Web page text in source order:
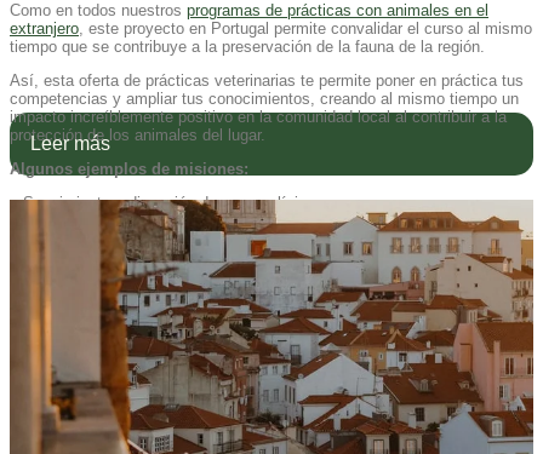
Como en todos nuestros programas de prácticas con animales en el
extranjero, este proyecto en Portugal permite convalidar el curso al mismo
tiempo que se contribuye a la preservación de la fauna de la región.
Así, esta oferta de prácticas veterinarias te permite poner en práctica tus
competencias y ampliar tus conocimientos, creando al mismo tiempo un
impacto increíblemente positivo en la comunidad local al contribuir a la
protección de los animales del lugar.
Algunos ejemplos de misiones:
– Seguimiento y discusión de casos clínicos
– Seguimiento y apoyo durante las consultas
– Seguimiento de cirugías de tejidos blandos
– Ayuda en los tratamientos (extracción de sangre, vendajes, terapia con
fluidos, etc.)
Leer más